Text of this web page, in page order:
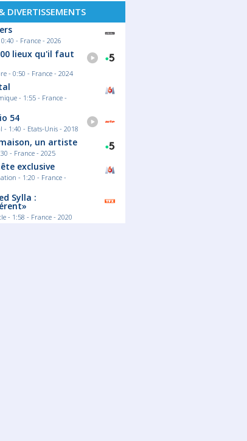
DIVERTISSEMENTS
- France - 2026
lieux qu'il faut
- 0:50 - France - 2024
- 1:55 - France -
54
- 1:40 - Etats-Unis - 2018
un artiste
- France - 2025
exclusive
- 1:20 - France -
Sylla :
- 1:58 - France - 2020